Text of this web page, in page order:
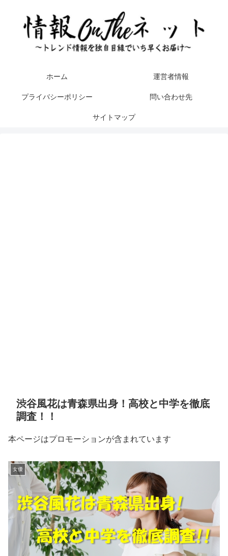
ホーム 運営者情報
プライバシーポリシー 問い合わせ先
サイトマップ
渋谷風花は青森県出身！高校と中学を徹底
調査！！
本ページはプロモーションが含まれています
女優